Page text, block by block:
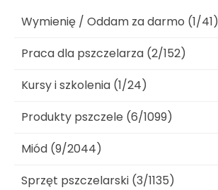
Wymienię / Oddam za darmo (1/41)
Praca dla pszczelarza (2/152)
Kursy i szkolenia (1/24)
Produkty pszczele (6/1099)
Miód (9/2044)
Sprzęt pszczelarski (3/1135)